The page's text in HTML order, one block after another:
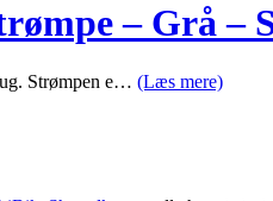
– Grå –
Strømpen e… (Læs mere)